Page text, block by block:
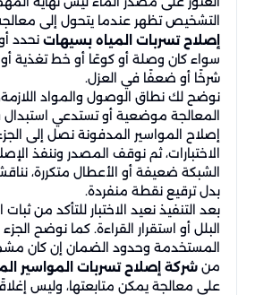
التشخيص تظهر عندما يتحول إلى
إصلاح تسربات المياه بسيهات نحدد
سواء كان وصلة أو كوعًا أو خط تغذية أو
شرخًا أو ضعفًا في العزل.
نوضح لك نطاق الوصول والمواد
المعالجة موضعية أو تستدعي
إصلاح المواسير المدفونة نصل إلى
الاختبارات، ثم نوقف المصدر وننفذ
الشبكة ضعيفة أو الأعطال متكررة،
بدل ترقيع نقطة منفردة.
بعد التنفيذ نعيد الاختبار للتأكد من
البلل أو استقرار القراءة. كما نوضح
المستخدمة وحدود الضمان إن كان
من شركة إصلاح تسربات المواسير
على معالجة يمكن متابعتها، وليس